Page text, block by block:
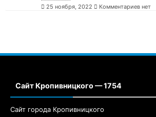
25 ноября, 2022 Комментариев нет
Сайт Кропивницкого — 1754
Сайт города Кропивницкого